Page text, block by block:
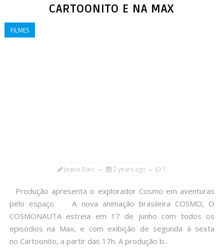
CARTOONITO E NA MAX
FILMES
Joana Darc 2 years ago 1
Produção apresenta o explorador Cosmo em aventuras
pelo espaço A nova animação brasileira COSMO, O
COSMONAUTA estreia em 17 de junho com todos os
episódios na Max, e com exibição de segunda à sexta
no Cartoonito, a partir das 17h. A produção b...